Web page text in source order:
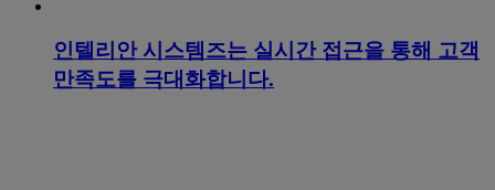
인텔리안 시스템즈는 실시간 접근을 통해 고객
만족도를 극대화합니다.